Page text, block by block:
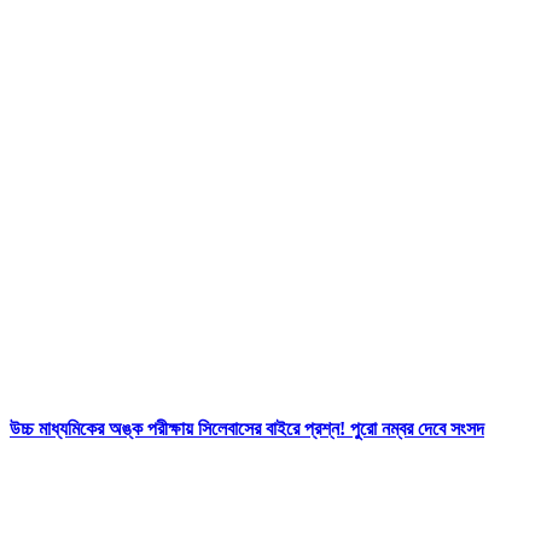
উচ্চ মাধ্যমিকের অঙ্ক পরীক্ষায় সিলেবাসের বাইরে প্রশ্ন! পুরো নম্বর দেবে সংসদ